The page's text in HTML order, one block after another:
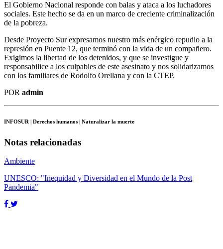
El Gobierno Nacional responde con balas y ataca a los luchadores
sociales. Este hecho se da en un marco de creciente criminalización
de la pobreza.
Desde Proyecto Sur expresamos nuestro más enérgico repudio a la
represión en Puente 12, que terminó con la vida de un compañero.
Exigimos la libertad de los detenidos, y que se investigue y
responsabilice a los culpables de este asesinato y nos solidarizamos
con los familiares de Rodolfo Orellana y con la CTEP.
POR admin
INFOSUR | Derechos humanos | Naturalizar la muerte
Notas relacionadas
Ambiente
UNESCO: "Inequidad y Diversidad en el Mundo de la Post
Pandemia"